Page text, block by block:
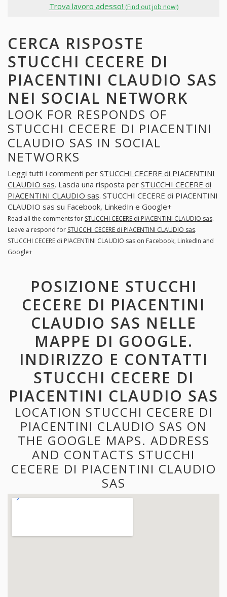
Trova lavoro adesso! (Find out job now!)
CERCA RISPOSTE
STUCCHI CECERE DI
PIACENTINI CLAUDIO SAS
NEI SOCIAL NETWORK
LOOK FOR RESPONDS OF
STUCCHI CECERE DI PIACENTINI
CLAUDIO SAS IN SOCIAL
NETWORKS
Leggi tutti i commenti per STUCCHI CECERE di PIACENTINI
CLAUDIO sas. Lascia una risposta per STUCCHI CECERE di
PIACENTINI CLAUDIO sas. STUCCHI CECERE di PIACENTINI
CLAUDIO sas su Facebook, LinkedIn e Google+
Read all the comments for STUCCHI CECERE di PIACENTINI CLAUDIO sas.
Leave a respond for STUCCHI CECERE di PIACENTINI CLAUDIO sas.
STUCCHI CECERE di PIACENTINI CLAUDIO sas on Facebook, LinkedIn and
Google+
POSIZIONE STUCCHI
CECERE DI PIACENTINI
CLAUDIO SAS NELLE
MAPPE DI GOOGLE.
INDIRIZZO E CONTATTI
STUCCHI CECERE DI
PIACENTINI CLAUDIO SAS
LOCATION STUCCHI CECERE DI
PIACENTINI CLAUDIO SAS ON
THE GOOGLE MAPS. ADDRESS
AND CONTACTS STUCCHI
CECERE DI PIACENTINI CLAUDIO
SAS